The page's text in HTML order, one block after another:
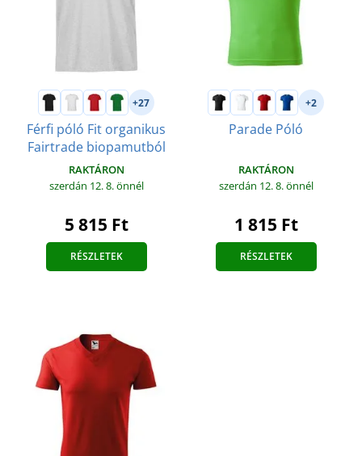
+27
Férfi póló Fit organikus
Fairtrade biopamutból
RAKTÁRON
szerdán 12. 8.önnél
5 815 Ft
RÉSZLETEK
+2
Parade Póló
RAKTÁRON
szerdán 12. 8.önnél
1 815 Ft
RÉSZLETEK